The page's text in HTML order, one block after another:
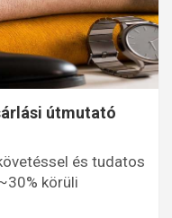
útmutató
és tudatos
körüli